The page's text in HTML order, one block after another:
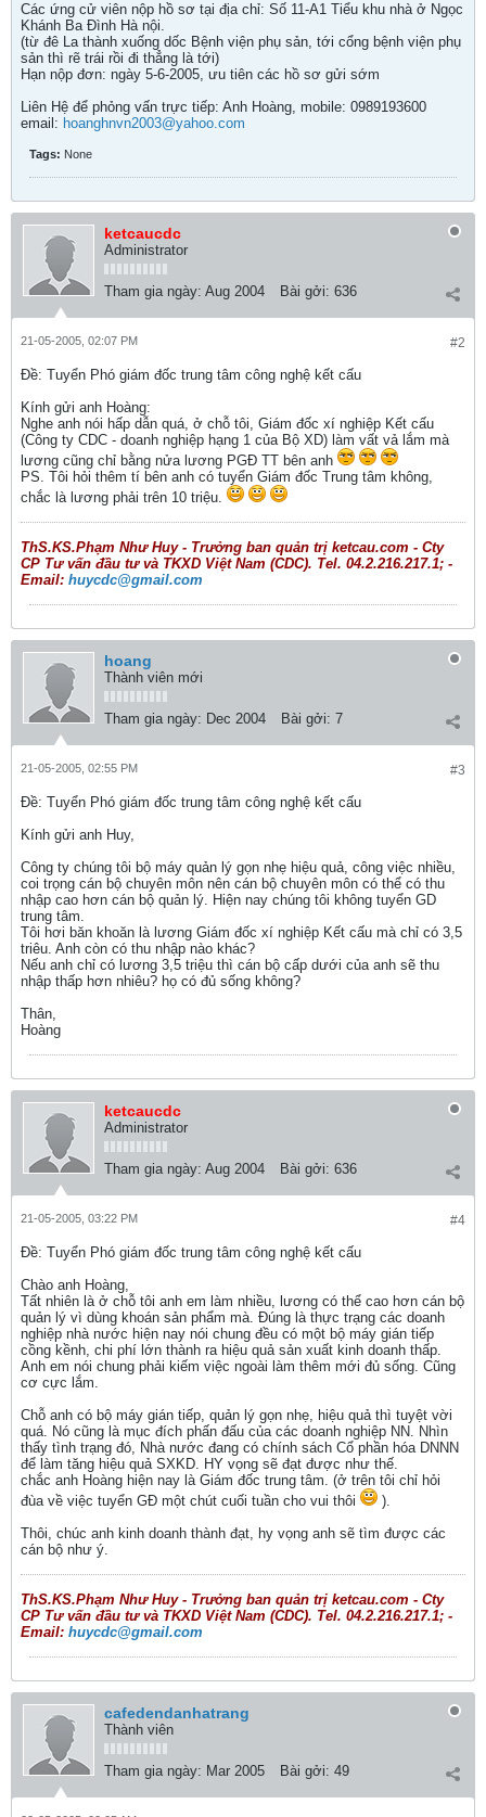
Các ứng cử viên nộp hồ sơ tại địa chỉ: Số 11-A1 Tiểu khu nhà ở Ngọc
Khánh Ba Đình Hà nội.
(từ đê La thành xuống dốc Bệnh viện phụ sản, tới cổng bệnh viện phụ
sản thì rẽ trái rồi đi thẳng là tới)
Hạn nộp đơn: ngày 5-6-2005, ưu tiên các hồ sơ gửi sớm
Liên Hệ để phỏng vấn trực tiếp: Anh Hoàng, mobile: 0989193600
email: hoanghnvn2003@yahoo.com
Tags: None
ketcaucdc
Administrator
Tham gia ngày: Aug 2004 Bài gởi: 636
#2
21-05-2005, 02:07 PM
Ðề: Tuyển Phó giám đốc trung tâm công nghệ kết cấu
Kính gửi anh Hoàng:
Nghe anh nói hấp dẫn quá, ở chỗ tôi, Giám đốc xí nghiệp Kết cấu
(Công ty CDC - doanh nghiệp hạng 1 của Bộ XD) làm vất vả lắm mà
lương cũng chỉ bằng nửa lương PGĐ TT bên anh
PS. Tôi hỏi thêm tí bên anh có tuyển Giám đốc Trung tâm không,
chắc là lương phải trên 10 triệu.
ThS.KS.Phạm Như Huy - Trưởng ban quản trị ketcau.com - Cty
CP Tư vấn đầu tư và TKXD Việt Nam (CDC). Tel. 04.2.216.217.1; -
Email: huycdc@gmail.com
hoang
Thành viên mới
Tham gia ngày: Dec 2004 Bài gởi: 7
#3
21-05-2005, 02:55 PM
Ðề: Tuyển Phó giám đốc trung tâm công nghệ kết cấu
Kính gửi anh Huy,
Công ty chúng tôi bộ máy quản lý gọn nhẹ hiệu quả, công việc nhiều,
coi trọng cán bộ chuyên môn nên cán bộ chuyên môn có thể có thu
nhập cao hơn cán bộ quản lý. Hiện nay chúng tôi không tuyển GD
trung tâm.
Tôi hơi băn khoăn là lương Giám đốc xí nghiệp Kết cấu mà chỉ có 3,5
triêu. Anh còn có thu nhập nào khác?
Nếu anh chỉ có lương 3,5 triệu thì cán bộ cấp dưới của anh sẽ thu
nhập thấp hơn nhiêu? họ có đủ sống không?
Thân,
Hoàng
ketcaucdc
Administrator
Tham gia ngày: Aug 2004 Bài gởi: 636
#4
21-05-2005, 03:22 PM
Ðề: Tuyển Phó giám đốc trung tâm công nghệ kết cấu
Chào anh Hoàng,
Tất nhiên là ở chỗ tôi anh em làm nhiều, lương có thể cao hơn cán bộ
quản lý vì dùng khoán sản phẩm mà. Đúng là thực trạng các doanh
nghiệp nhà nước hiện nay nói chung đều có một bộ máy gián tiếp
cồng kềnh, chi phí lớn thành ra hiệu quả sản xuất kinh doanh thấp.
Anh em nói chung phải kiếm việc ngoài làm thêm mới đủ sống. Cũng
cơ cực lắm.
Chỗ anh có bộ máy gián tiếp, quản lý gọn nhẹ, hiệu quả thì tuyệt vời
quá. Nó cũng là mục đích phấn đấu của các doanh nghiệp NN. Nhìn
thấy tình trạng đó, Nhà nước đang có chính sách Cổ phần hóa DNNN
để làm tăng hiệu quả SXKD. HY vọng sẽ đạt được như thế.
chắc anh Hoàng hiện nay là Giám đốc trung tâm. (ở trên tôi chỉ hỏi
đùa về việc tuyển GĐ một chút cuối tuần cho vui thôi
).
Thôi, chúc anh kinh doanh thành đạt, hy vọng anh sẽ tìm được các
cán bộ như ý.
ThS.KS.Phạm Như Huy - Trưởng ban quản trị ketcau.com - Cty
CP Tư vấn đầu tư và TKXD Việt Nam (CDC). Tel. 04.2.216.217.1; -
Email: huycdc@gmail.com
cafedendanhatrang
Thành viên
Tham gia ngày: Mar 2005 Bài gởi: 49